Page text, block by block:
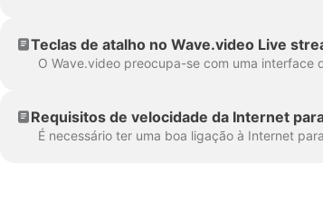
Teclas de atalho no Wave.video Live
Requisitos de velocidade da Internet